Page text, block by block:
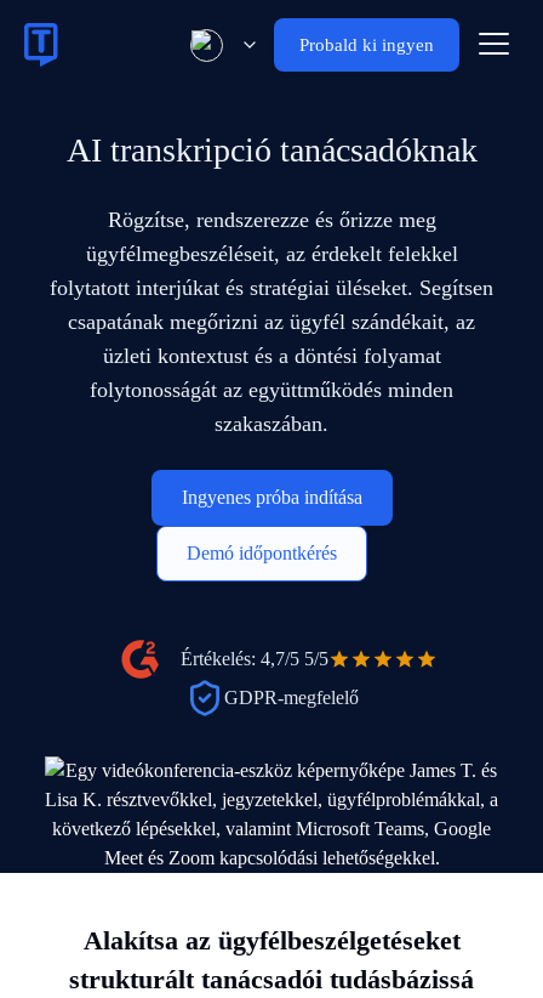
Probald ki ingyen
AI transkripció tanácsadóknak
Rögzítse, rendszerezze és őrizze meg
ügyfélmegbeszéléseit, az érdekelt felekkel
folytatott interjúkat és stratégiai üléseket. Segítsen
csapatának megőrizni az ügyfél szándékait, az
üzleti kontextust és a döntési folyamat
folytonosságát az együttműködés minden
szakaszában.
Ingyenes próba indítása
Demó időpontkérés
Értékelés: 4,7/5 5/5
GDPR-megfelelő
Alakítsa az ügyfélbeszélgetéseket
strukturált tanácsadói tudásbázissá